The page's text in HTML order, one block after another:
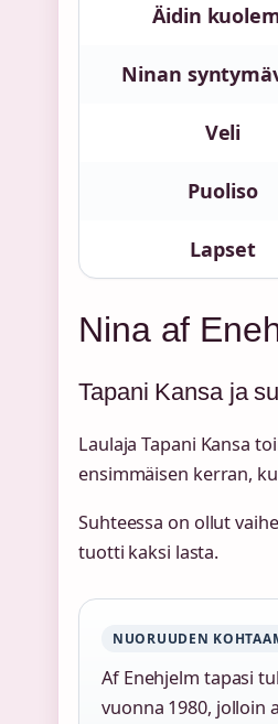
Äidin
Ninan
Veli
Puoliso
Lapset
Nina af
Tapani Kansa ja
Laulaja Tapani Kansa
ensimmäisen kerran,
Suhteessa on ollut
tuotti kaksi lasta.
NUORUUDEN
Af Enehjelm tapasi
vuonna 1980, jolloin